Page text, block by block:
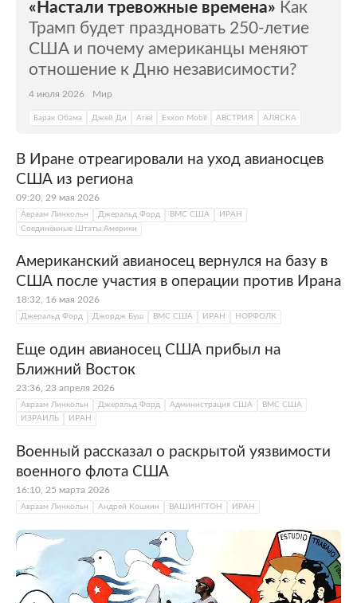
«Настали тревожные времена» Как
Трамп будет праздновать 250-летие
США и почему американцы меняют
отношение к Дню независимости?
4 июля 2026 Мир
Барак Обама Джей Ди Ariel Exxon Mobil АВСТРИЯ АЛЯСКА
В Иране отреагировали на уход авианосцев
США из региона
09:20, 29 мая 2026
Авраам Линкольн Джеральд Форд ВМС США
ИРАН
Соединённые Штаты Америки
Американский авианосец вернулся на базу в
США после участия в операции против Ирана
18:32, 16 мая 2026
Джеральд Форд Джордж Буш ВМС США ИРАН НОРФОЛК
Еще один авианосец США прибыл на
Ближний Восток
23:36, 23 апреля 2026
Авраам Линкольн Джеральд Форд Администрация США
ВМС США
ИЗРАИЛЬ
ИРАН
Военный рассказал о раскрытой уязвимости
военного флота США
16:10, 25 марта 2026
Авраам Линкольн Андрей Кошкин ВАШИНГТОН ИРАН